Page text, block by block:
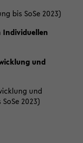
bis SoSe 2023)
Individuellen
und
und
2023)